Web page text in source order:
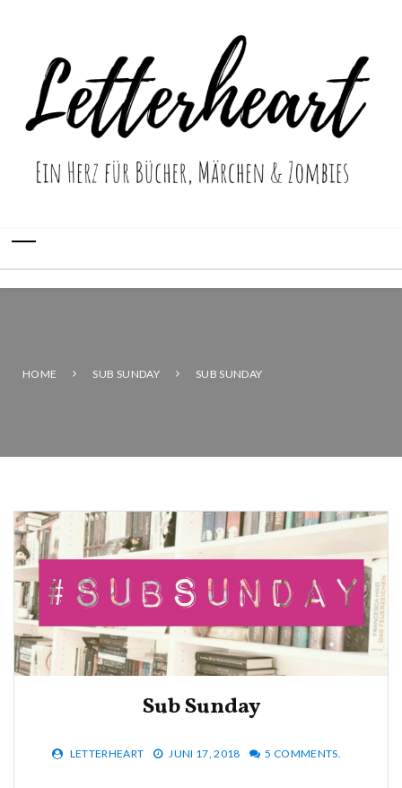
HOME SUB SUNDAY SUB SUNDAY
Sub Sunday
LETTERHEART JUNI 17, 2018 5 COMMENTS.